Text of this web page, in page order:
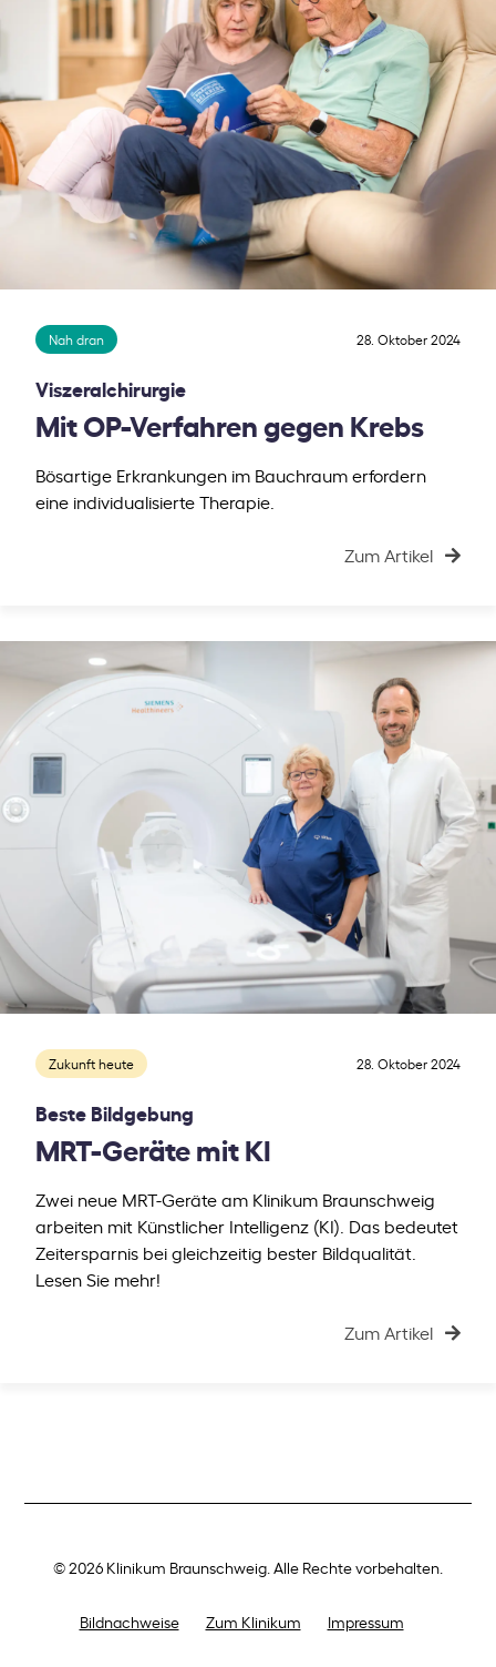
Nah dran 28. Oktober 2024
Viszeralchirurgie
Mit OP-Verfahren gegen Krebs
Bösartige Erkrankungen im Bauchraum erfordern
eine individualisierte Therapie.
Zum Artikel
Zukunft heute 28. Oktober 2024
Beste Bildgebung
MRT-Geräte mit KI
Zwei neue MRT-Geräte am Klinikum Braunschweig
arbeiten mit Künstlicher Intelligenz (KI). Das bedeutet
Zeitersparnis bei gleichzeitig bester Bildqualität.
Lesen Sie mehr!
Zum Artikel
© 2026 Klinikum Braunschweig. Alle Rechte vorbehalten.
Bildnachweise Zum Klinikum Impressum